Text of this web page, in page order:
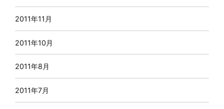
2011年11月
2011年10月
2011年8月
2011年7月